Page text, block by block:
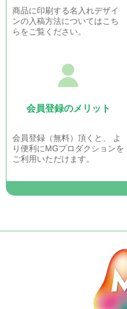
商品に印刷する名入れデザイ
ンの入稿方法についてはこち
らをご覧ください。
会員登録のメリット
会員登録（無料）頂くと、 よ
り便利にMGプロダクションを
ご利用いただけます。